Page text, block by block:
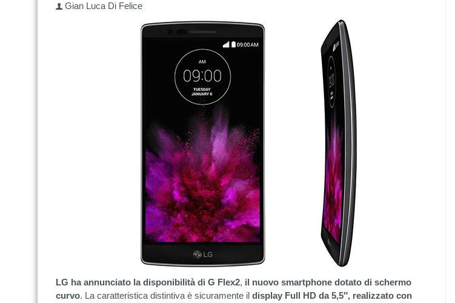
Gian Luca Di Felice
LG ha annunciato la disponibilità di G Flex2, il nuovo smartphone dotato di schermo
curvo. La caratteristica distintiva è sicuramente il display Full HD da 5,5″, realizzato con